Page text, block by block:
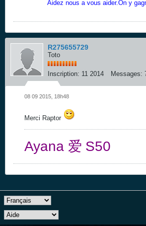
Aidez nous a vous aider.On y
R275655729
Toto
Inscription: 11 2014 Messages:
08 09 2015, 18h48
Merci Raptor
Ayana 爱 S50